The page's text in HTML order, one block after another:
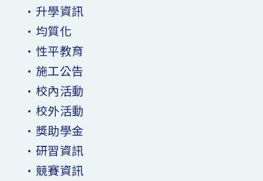
•升學資訊
•均質化
•性平教育
•施工公告
•校內活動
•校外活動
•獎助學金
•研習資訊
•競賽資訊